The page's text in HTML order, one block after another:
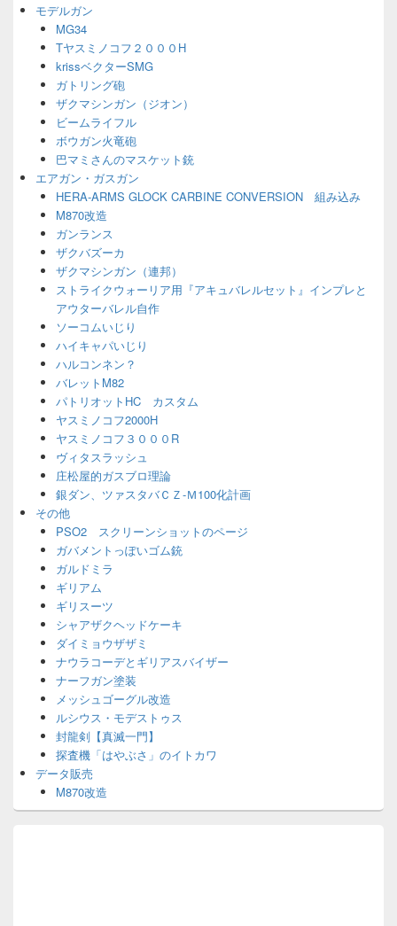
ェ
モデルガン
MG34
Tヤスミノコフ２０００H
krissベクターSMG
ガトリング砲
ザクマシンガン（ジオン）
ビームライフル
ボウガン火竜砲
巴マミさんのマスケット銃
エアガン・ガスガン
HERA-ARMS GLOCK CARBINE CONVERSION 組み込み
M870改造
ガンランス
ザクバズーカ
ザクマシンガン（連邦）
ストライクウォーリア用『アキュバレルセット』インプレと
アウターバレル自作
ソーコムいじり
ハイキャパいじり
ハルコンネン？
バレットM82
パトリオットHC カスタム
ヤスミノコフ2000H
ヤスミノコフ３０００R
ヴィタスラッシュ
庄松屋的ガスブロ理論
銀ダン、ツァスタバＣＺ-Ｍ100化計画
その他
PSO2 スクリーンショットのページ
ガバメントっぽいゴム銃
ガルドミラ
ギリアム
ギリスーツ
シャアザクヘッドケーキ
ダイミョウザザミ
ナウラコーデとギリアスバイザー
ナーフガン塗装
メッシュゴーグル改造
ルシウス・モデストゥス
封龍剣【真滅一門】
探査機「はやぶさ」のイトカワ
データ販売
M870改造